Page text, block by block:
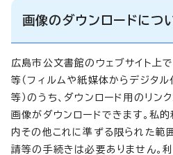
画像のダウンロードにつ
広島市公文書館のウェブサイト上
等（フィルムや紙媒体からデジタ
等）のうち、ダウンロード用のリン
画像がダウンロードできます。私
内その他これに準ずる限られた範
請等の手続きは必要ありません。